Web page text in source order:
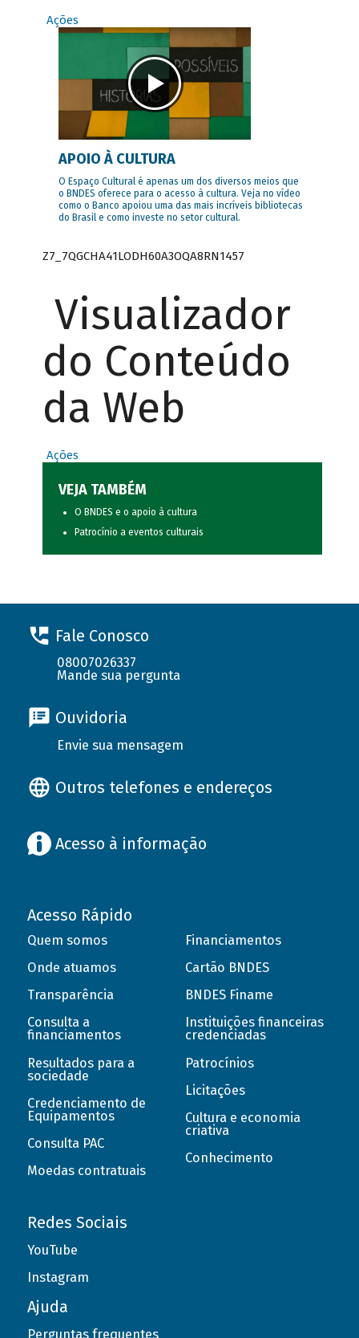
Ações
APOIO À CULTURA
O Espaço Cultural é apenas um dos diversos meios que
o BNDES oferece para o acesso à cultura. Veja no vídeo
como o Banco apoiou uma das mais incríveis bibliotecas
do Brasil e como investe no setor cultural.
Z7_7QGCHA41LODH60A3OQA8RN1457
Visualizador
do Conteúdo
da Web
Ações
VEJA TAMBÉM
O BNDES e o apoio à cultura
Patrocínio a eventos culturais
Fale Conosco
08007026337
Mande sua pergunta
Ouvidoria
Envie sua mensagem
Outros telefones e endereços
Acesso à informação
Acesso Rápido
Quem somos
Onde atuamos
Transparência
Consulta a
financiamentos
Resultados para a
sociedade
Credenciamento de
Equipamentos
Consulta PAC
Moedas contratuais
Financiamentos
Cartão BNDES
BNDES Finame
Instituições financeiras
credenciadas
Patrocínios
Licitações
Cultura e economia
criativa
Conhecimento
Redes Sociais
YouTube
Instagram
Ajuda
Perguntas frequentes